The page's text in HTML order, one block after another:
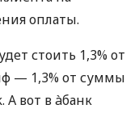
оплаты.
стоить 1,3% от
— 1,3% от суммы
вот в àбанк